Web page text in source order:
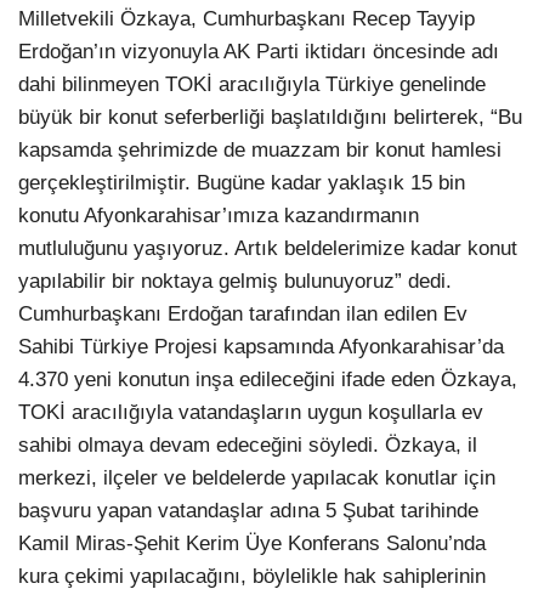
Milletvekili Özkaya, Cumhurbaşkanı Recep Tayyip
Erdoğan’ın vizyonuyla AK Parti iktidarı öncesinde adı
dahi bilinmeyen TOKİ aracılığıyla Türkiye genelinde
büyük bir konut seferberliği başlatıldığını belirterek, “Bu
kapsamda şehrimizde de muazzam bir konut hamlesi
gerçekleştirilmiştir. Bugüne kadar yaklaşık 15 bin
konutu Afyonkarahisar’ımıza kazandırmanın
mutluluğunu yaşıyoruz. Artık beldelerimize kadar konut
yapılabilir bir noktaya gelmiş bulunuyoruz” dedi.
Cumhurbaşkanı Erdoğan tarafından ilan edilen Ev
Sahibi Türkiye Projesi kapsamında Afyonkarahisar’da
4.370 yeni konutun inşa edileceğini ifade eden Özkaya,
TOKİ aracılığıyla vatandaşların uygun koşullarla ev
sahibi olmaya devam edeceğini söyledi. Özkaya, il
merkezi, ilçeler ve beldelerde yapılacak konutlar için
başvuru yapan vatandaşlar adına 5 Şubat tarihinde
Kamil Miras-Şehit Kerim Üye Konferans Salonu’nda
kura çekimi yapılacağını, böylelikle hak sahiplerinin